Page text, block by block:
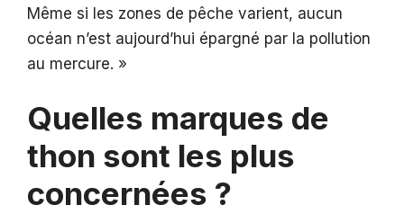
Même si les zones de pêche varient, aucun
océan n’est aujourd’hui épargné par la pollution
au mercure. »
Quelles marques de
thon sont les plus
concernées ?